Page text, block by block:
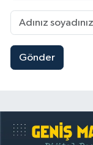
Gönder